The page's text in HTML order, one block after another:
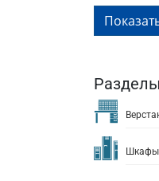
Шкафы